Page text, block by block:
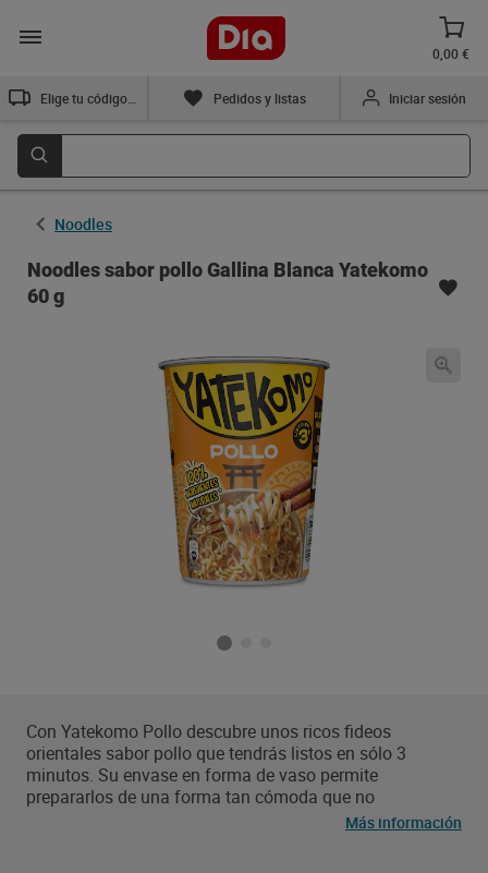
0,00 €
Pedidos y listas Iniciar sesión
Noodles
Noodles sabor pollo Gallina Blanca Yatekomo
60 g
Con Yatekomo Pollo descubre unos ricos fideos
orientales sabor pollo que tendrás listos en sólo 3
minutos. Su envase en forma de vaso permite
prepararlos de una forma tan cómoda que no
necesitarás nada más que agua hirviendo.Más información